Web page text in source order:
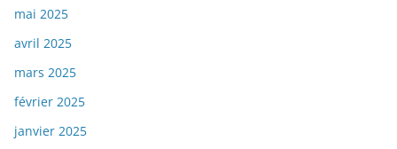
mai 2025
avril 2025
mars 2025
février 2025
janvier 2025